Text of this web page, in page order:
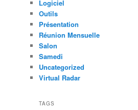
Logiciel
Outils
Présentation
Réunion Mensuelle
Salon
Samedi
Uncategorized
Virtual Radar
TAGS